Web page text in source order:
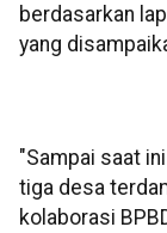
berdasarkan
yang
"Sampai saat
tiga desa
kolaborasi